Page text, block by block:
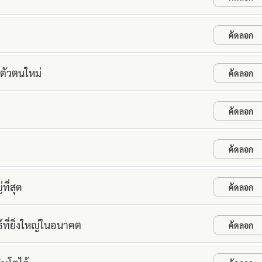
คัดลอก
วตนใหม่ คัดลอก
คัดลอก
คัดลอก
ที่สุด คัดลอก
ที่ยิ่งใหญ่ในอนาคต คัดลอก